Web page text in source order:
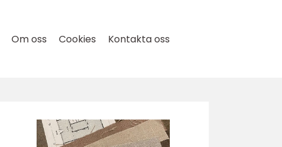
Om oss Cookies Kontakta oss